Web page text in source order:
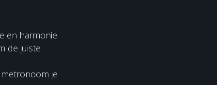
en harmonie.
de juiste
je